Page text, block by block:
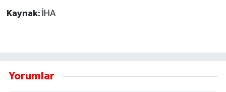
Kaynak: İHA
Yorumlar